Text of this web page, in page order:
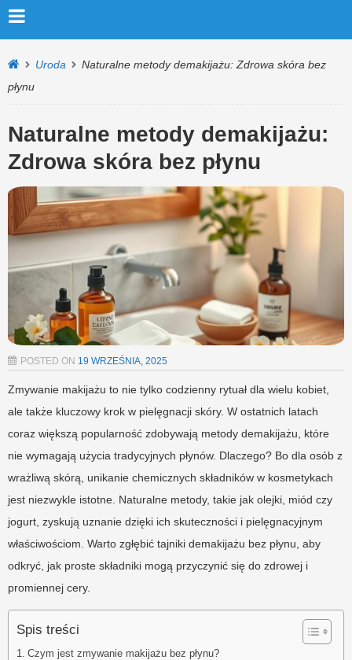
Uroda
Naturalne metody demakijażu: Zdrowa skóra bez
płynu
Naturalne metody demakijażu:
Zdrowa skóra bez płynu
POSTED ON 19 WRZEŚNIA, 2025
Zmywanie makijażu to nie tylko codzienny rytuał dla wielu kobiet,
ale także kluczowy krok w pielęgnacji skóry. W ostatnich latach
coraz większą popularność zdobywają metody demakijażu, które
nie wymagają użycia tradycyjnych płynów. Dlaczego? Bo dla osób z
wrażliwą skórą, unikanie chemicznych składników w kosmetykach
jest niezwykle istotne. Naturalne metody, takie jak olejki, miód czy
jogurt, zyskują uznanie dzięki ich skuteczności i pielęgnacyjnym
właściwościom. Warto zgłębić tajniki demakijażu bez płynu, aby
odkryć, jak proste składniki mogą przyczynić się do zdrowej i
promiennej cery.
Spis treści
Czym jest zmywanie makijażu bez płynu?